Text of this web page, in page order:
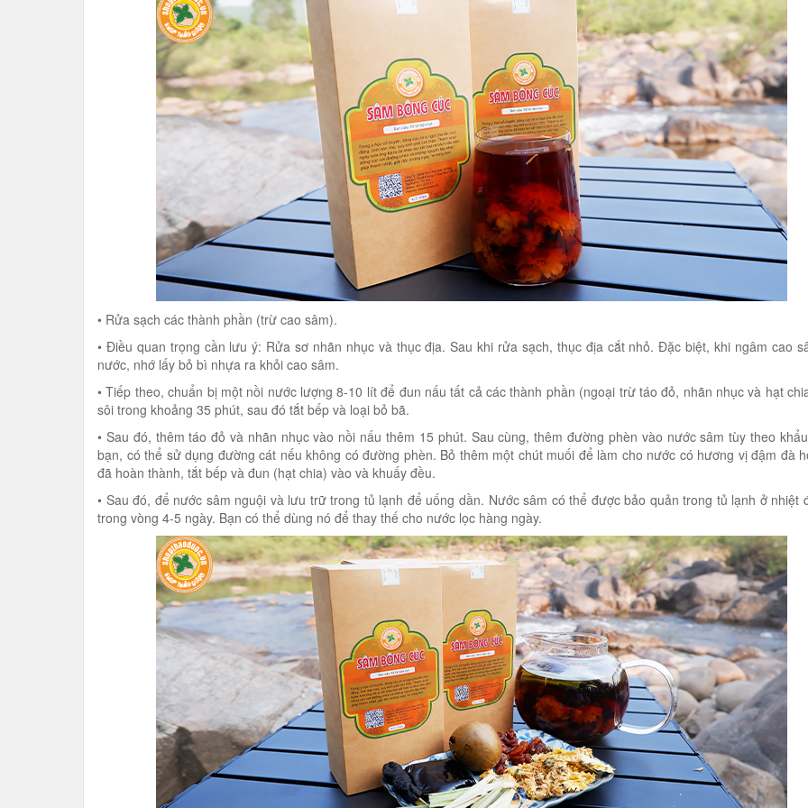
• Rửa sạch các thành phần (trừ cao sâm).
• Điều quan trọng cần lưu ý: Rửa sơ nhãn nhục và thục địa. Sau khi rửa sạch, thục địa cắt nhỏ. Đặc biệt, khi ngâm cao
nước, nhớ lấy bỏ bì nhựa ra khỏi cao sâm.
• Tiếp theo, chuẩn bị một nồi nước lượng 8-10 lít để đun nấu tất cả các thành phần (ngoại trừ táo đỏ, nhãn nhục và hạt
sôi trong khoảng 35 phút, sau đó tắt bếp và loại bỏ bã.
• Sau đó, thêm táo đỏ và nhãn nhục vào nồi nấu thêm 15 phút. Sau cùng, thêm đường phèn vào nước sâm tùy theo
bạn, có thể sử dụng đường cát nếu không có đường phèn. Bỏ thêm một chút muối để làm cho nước có hương vị đậm đà
đã hoàn thành, tắt bếp và đun (hạt chia) vào và khuấy đều.
• Sau đó, để nước sâm nguội và lưu trữ trong tủ lạnh để uống dần. Nước sâm có thể được bảo quản trong tủ lạnh ở nhiệt
trong vòng 4-5 ngày. Bạn có thể dùng nó để thay thế cho nước lọc hàng ngày.